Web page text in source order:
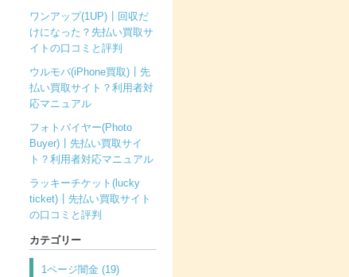
ワンアップ(1UP)┃回収だ
けになった？先払い買取サ
イトの口コミと評判
ウルモバ(iPhone買取)┃先
払い買取サイト？利用者対
応マニュアル
フォトバイヤー(Photo
Buyer)┃先払い買取サイ
ト？利用者対応マニュアル
ラッキーチケット(lucky
ticket)┃先払い買取サイト
の口コミと評判
カテゴリー
1ページ闇金 (19)